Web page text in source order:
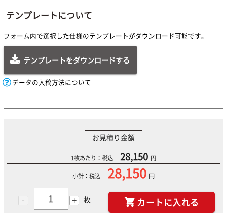
テンプレートについて
フォーム内で選択した仕様のテンプレートがダウンロード可能です。
テンプレートをダウンロードする
データの入稿方法について
お見積り金額
1枚あたり：税込 28,150 円
小計：税込 28,150 円
- + 枚 カートに入れる